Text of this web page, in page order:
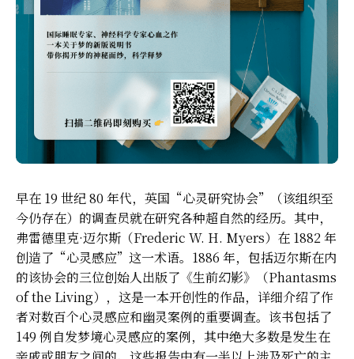
早在 19 世纪 80 年代，英国“心灵研究协会”（该组织至
今仍存在）的调查员就在研究各种超自然的经历。其中，
弗雷德里克·迈尔斯（Frederic W. H. Myers）在 1882 年
创造了“心灵感应”这一术语。1886 年，包括迈尔斯在内
的该协会的三位创始人出版了《生前幻影》（Phantasms
of the Living），这是一本开创性的作品，详细介绍了作
者对数百个心灵感应和幽灵案例的重要调查。该书包括了
149 例自发梦境心灵感应的案例，其中绝大多数是发生在